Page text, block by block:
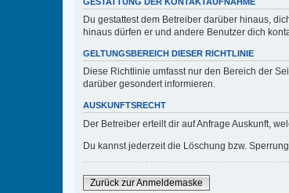
Du gestattest dem Betreiber darüber hinaus,
hinaus dürfen er und andere Benutzer dich
GELTUNGSBEREICH DIESER RICHTLINIE
Diese Richtlinie umfasst nur den Bereich der
darüber gesondert informieren.
AUSKUNFTSRECHT
Der Betreiber erteilt dir auf Anfrage Auskunft,
Du kannst jederzeit die Löschung bzw.
Zurück zur Anmeldemaske